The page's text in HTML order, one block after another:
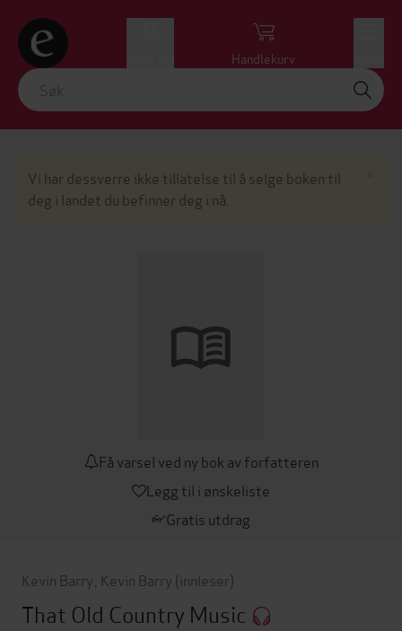
Handlekurv
Vi har dessverre ikke tillatelse til å selge boken til
deg i landet du befinner deg i nå.
Få varsel ved ny bok av forfatteren
Legg til i ønskeliste
Gratis utdrag
Kevin Barry Kevin Barry (innleser)
That Old Country Music